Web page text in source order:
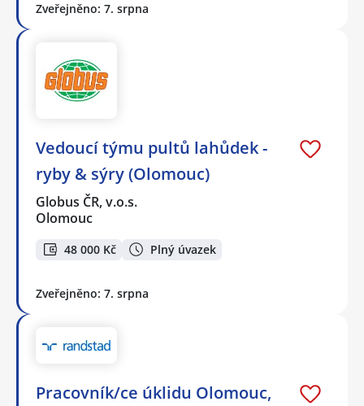
Zveřejněno: 7. srpna
Vedoucí týmu pultů lahůdek -
ryby & sýry (Olomouc)
Globus ČR, v.o.s.
Olomouc
48 000 Kč Plný úvazek
Zveřejněno: 7. srpna
Pracovník/ce úklidu Olomouc,